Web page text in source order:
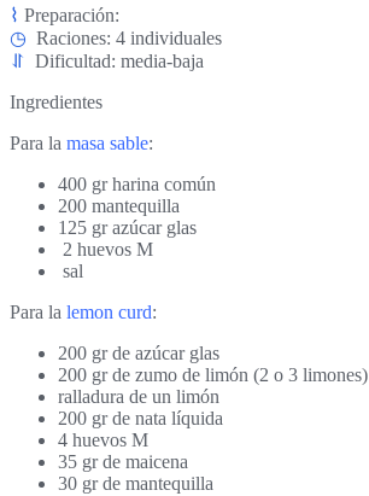
⌇ Preparación:
◷ Raciones: 4 individuales
⥯ Dificultad: media-baja
Ingredientes
Para la masa sable:
400 gr harina común
200 mantequilla
125 gr azúcar glas
2 huevos M
sal
Para la lemon curd:
200 gr de azúcar glas
200 gr de zumo de limón (2 o 3 limones)
ralladura de un limón
200 gr de nata líquida
4 huevos M
35 gr de maicena
30 gr de mantequilla